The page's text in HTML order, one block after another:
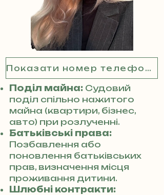
Показати номер телефону
Поділ майна: Судовий
поділ спільно нажитого
майна (квартири, бізнес,
авто) при розлученні.
Батьківські права:
Позбавлення або
поновлення батьківських
прав, визначення місця
проживання дитини.
Шлюбні контракти: